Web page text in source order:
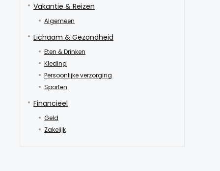
Vakantie & Reizen
Algemeen
Lichaam & Gezondheid
Eten & Drinken
Kleding
Persoonlijke verzorging
Sporten
Financieel
Geld
Zakelijk